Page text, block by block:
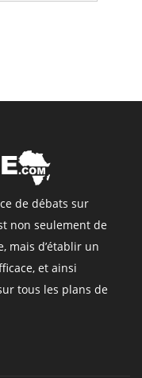
de débats sur
non seulement de
mais d’établir un
et ainsi
tous les plans de